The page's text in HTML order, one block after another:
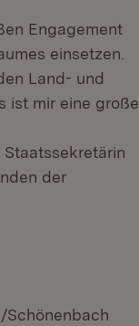
Engagement
einsetzen.
Land- und
ist mir eine große
der
Schönenbach